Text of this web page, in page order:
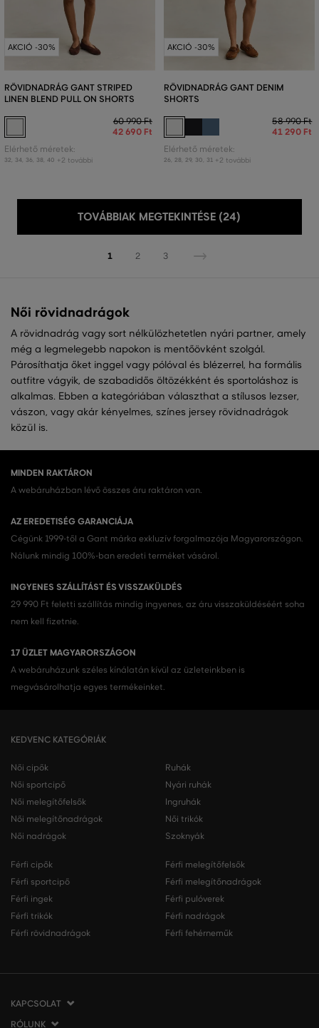
AKCIÓ -30%
RÖVIDNADRÁG GANT STRIPED
LINEN BLEND PULL ON SHORTS
60 990 Ft
42 690 Ft
Elérhető méretek:
32 34 36 38 40 +2 további
AKCIÓ -30%
RÖVIDNADRÁG GANT DENIM
SHORTS
58 990 Ft
41 290 Ft
Elérhető méretek:
26 28 29, 30 31 +2 további
TOVÁBBIAK MEGTEKINTÉSE (24)
1 2 3
Női rövidnadrágok
A rövidnadrág vagy sort nélkülözhetetlen nyári partner, amely
még a legmelegebb napokon is mentőövként szolgál.
Párosíthatja őket inggel vagy pólóval és blézerrel, ha formális
outfitre vágyik, de szabadidős öltözékként és sportoláshoz is
alkalmas. Ebben a kategóriában választhat a stílusos lezser,
vászon, vagy akár kényelmes, színes jersey rövidnadrágok
közül is.
MINDEN RAKTÁRON
A webáruházban lévő összes áru raktáron van.
AZ EREDETISÉG GARANCIÁJA
Cégünk 1999-től a Gant márka exkluzív forgalmazója Magyarországon.
Nálunk mindig 100%-ban eredeti terméket vásárol.
INGYENES SZÁLLÍTÁST ÉS VISSZAKÜLDÉS
29 990 Ft feletti szállítás mindig ingyenes, az áru visszaküldéséért soha
nem kell fizetnie.
17 ÜZLET MAGYARORSZÁGON
A webáruházunk széles kínálatán kívül az üzleteinkben is
megvásárolhatja egyes termékeinket.
KEDVENC KATEGÓRIÁK
Női cipők
Női sportcipő
Női melegítőfelsők
Női melegítőnadrágok
Női nadrágok
Ruhák
Nyári ruhák
Ingruhák
Női trikók
Szoknyák
Férfi cipők
Férfi sportcipő
Férfi ingek
Férfi trikók
Férfi rövidnadrágok
Férfi melegítőfelsők
Férfi melegítőnadrágok
Férfi pulóverek
Férfi nadrágok
Férfi fehérneműk
KAPCSOLAT
VERMONT Services Slovakia s. r. o.
RÓLUNK